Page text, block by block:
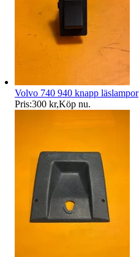
Volvo 740 940 knapp läslampor
Pris:300 kr,Köp nu.